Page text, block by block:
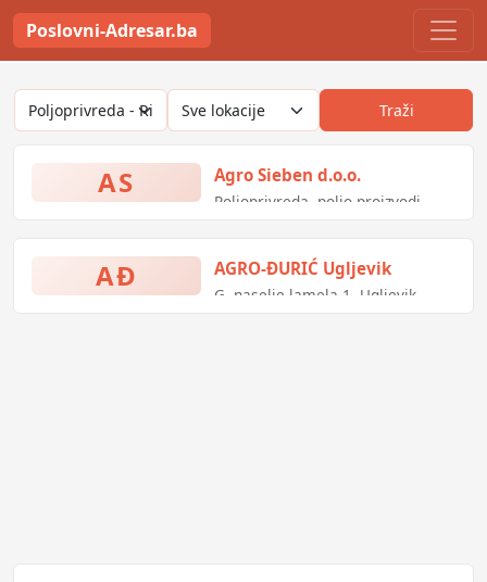
Poslovni-Adresar.ba
Traži
AS Agro Sieben d.o.o.
Poljoprivreda, poljo-proizvodi,
AĐ AGRO-ĐURIĆ Ugljevik
G. naselje lamela 1, Ugljevik,